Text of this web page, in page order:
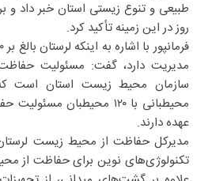
طبیعی و تنوع زیستی استان خبر داد و
روز در این زمینه تأکید کرد.
مدیریت دارد، گفت: مسئولیت
محیطبانی با ۱۲۰ محیطبان
عهده دارند.
مدیرکل حفاظت از محیط زیست
تکنولوژی‌های نوین برای حفاظت از